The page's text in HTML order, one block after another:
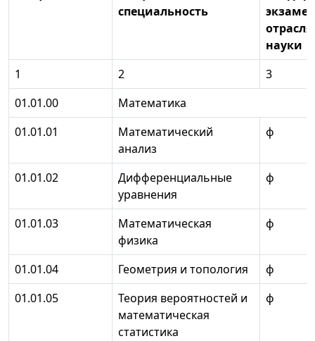
специальность
науки
1
2
3
01.01.00
Математика
01.01.01
Математический
анализ
ф
01.01.02
Дифференциальные
уравнения
ф
01.01.03
Математическая
физика
ф
01.01.04 Геометрия и топология
ф
01.01.05
Теория вероятностей и
математическая
статистика
ф